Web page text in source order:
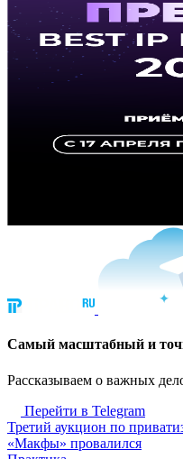
Cамый масштабный и
Рассказываем о важных
Перейти в Telegram
Третий аукцион по
«Макфы» провалился